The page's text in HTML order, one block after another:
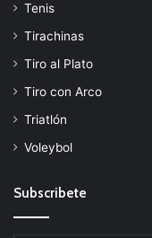
Tenis
Tirachinas
Tiro al Plato
Tiro con Arco
Triatlón
Voleybol
Subscribete